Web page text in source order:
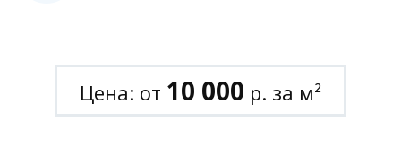
Цена: от 10 000 р. за м²